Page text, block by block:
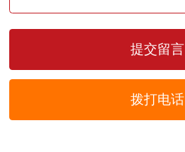
拨打电话